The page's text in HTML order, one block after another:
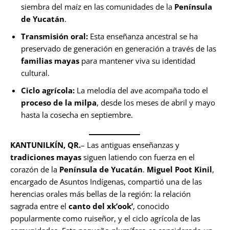
siembra del maíz en las comunidades de la Península
de Yucatán.
Transmisión oral: Esta enseñanza ancestral se ha
preservado de generación en generación a través de las
familias mayas para mantener viva su identidad
cultural.
Ciclo agrícola: La melodía del ave acompaña todo el
proceso de la milpa, desde los meses de abril y mayo
hasta la cosecha en septiembre.
KANTUNILKÍN, QR.– Las antiguas enseñanzas y
tradiciones mayas siguen latiendo con fuerza en el
corazón de la Península de Yucatán. Miguel Poot Kinil,
encargado de Asuntos Indígenas, compartió una de las
herencias orales más bellas de la región: la relación
sagrada entre el canto del xk’ook’, conocido
popularmente como ruiseñor, y el ciclo agrícola de las